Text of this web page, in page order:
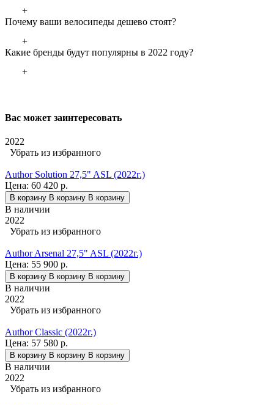
+
Почему ваши велосипеды дешево стоят?
+
Какие бренды будут популярны в 2022 году?
+
Вас может заинтересовать
2022
Убрать из избранного
Author Solution 27,5" ASL (2022г.)
Цена: 60 420 р.
В корзину В корзину В корзину
В наличии
2022
Убрать из избранного
Author Arsenal 27,5" ASL (2022г.)
Цена: 55 900 р.
В корзину В корзину В корзину
В наличии
2022
Убрать из избранного
Author Classic (2022г.)
Цена: 57 580 р.
В корзину В корзину В корзину
В наличии
2022
Убрать из избранного